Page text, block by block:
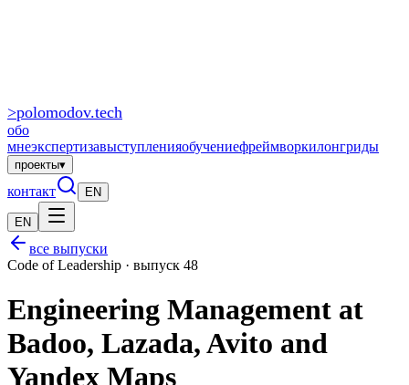
>polomodov.tech
обо
мнеэкспертизавыступленияобучениефреймворкилонгриды
проекты▾
контакт EN
EN
все выпуски
Code of Leadership · выпуск 48
Engineering Management at
Badoo, Lazada, Avito and
Yandex Maps